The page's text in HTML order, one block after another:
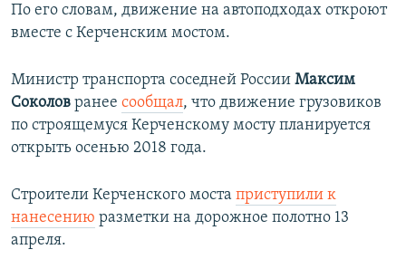
По его словам, движение на автоподходах откроют
вместе с Керченским мостом.
Министр транспорта соседней России Максим
Соколов ранее сообщал, что движение грузовиков
по строящемуся Керченcкому мосту планируется
открыть осенью 2018 года.
Строители Керченского моста приступили к
нанесению разметки на дорожное полотно 13
апреля.